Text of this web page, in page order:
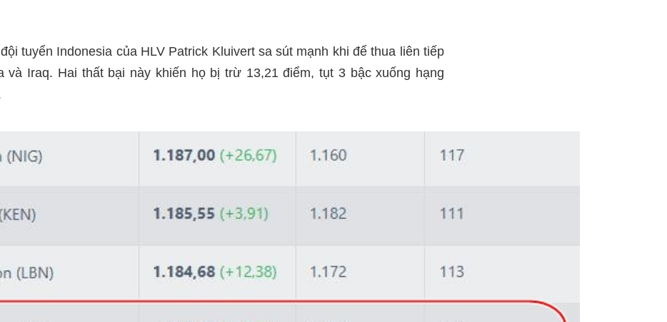
tuyển Indonesia của HLV Patrick Kluivert sa sút mạnh khi để thua liên tiếp
và Iraq. Hai thất bại này khiến họ bị trừ 13,21 điểm, tụt 3 bậc xuống hạng